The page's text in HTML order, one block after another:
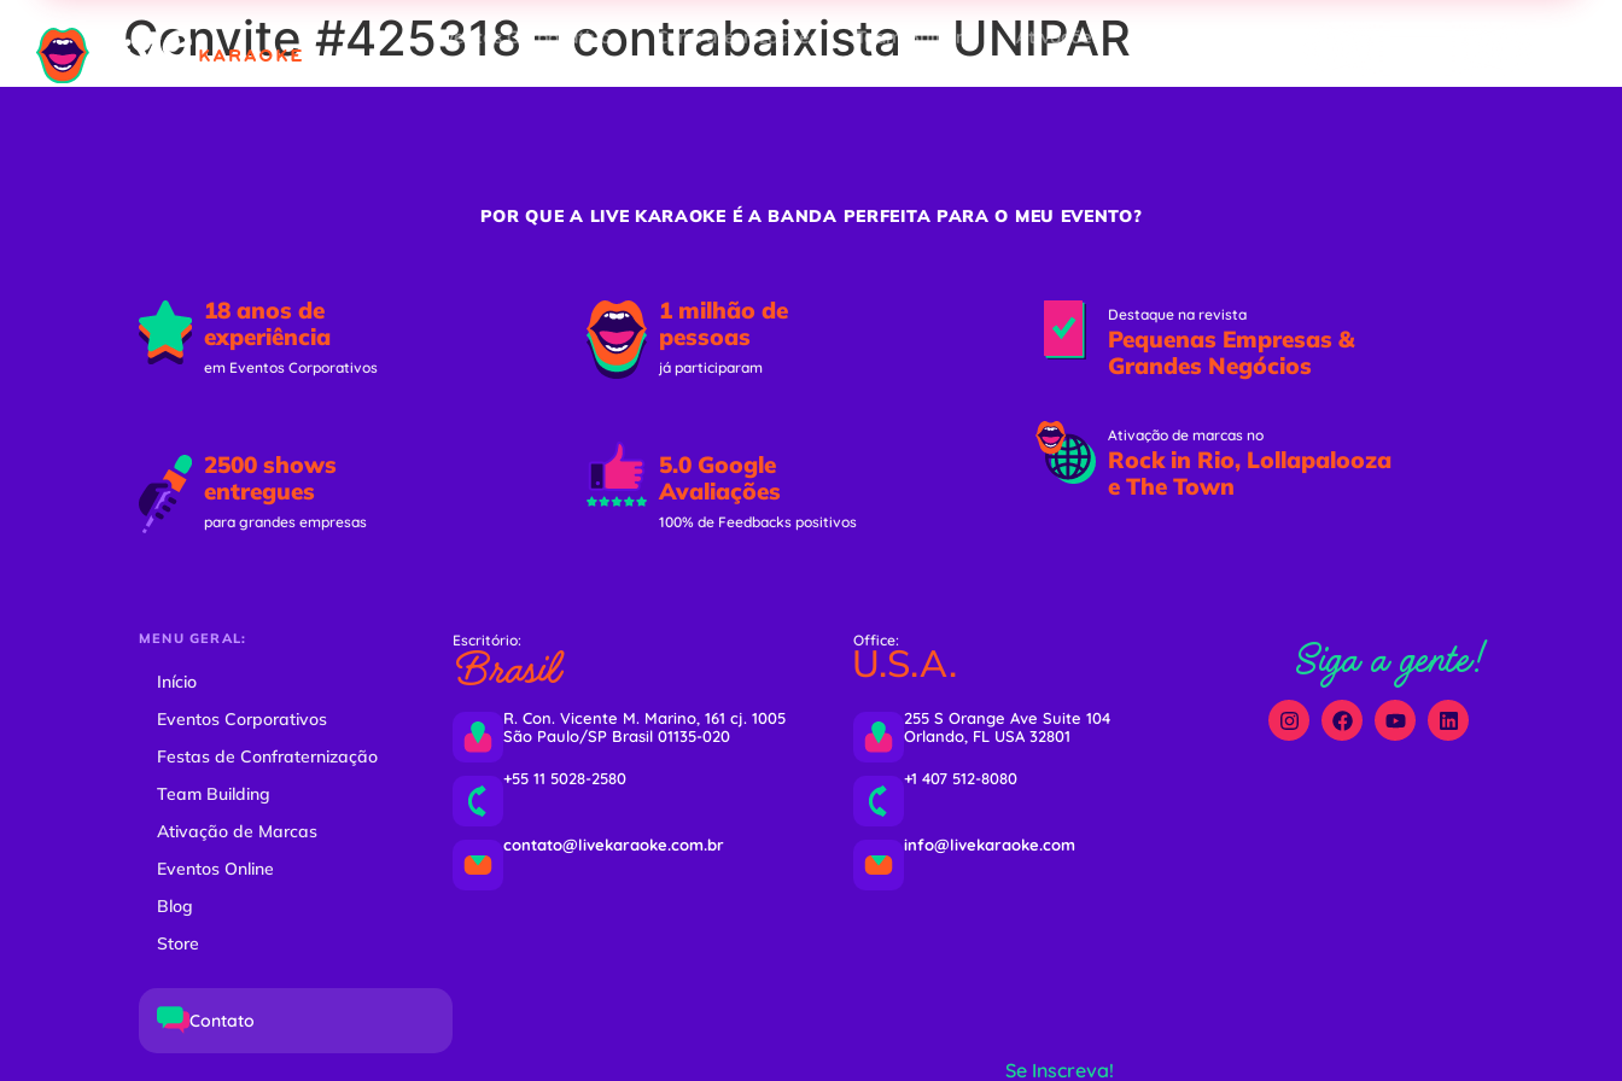
Eventos Corporativos Confraternizações Team Building Ativações
Convite #425318 – contrabaixista – UNIPAR
POR QUE A LIVE KARAOKE É A BANDA PERFEITA PARA O MEU EVENTO?
18 anos de
experiência
em Eventos Corporativos
2500 shows
entregues
para grandes empresas
1 milhão de
pessoas
já participaram
5.0 Google
Avaliações
100% de Feedbacks positivos
Destaque na revista
Pequenas Empresas &
Grandes Negócios
Ativação de marcas no
Rock in Rio, Lollapalooza
e The Town
MENU GERAL:
Início
Eventos Corporativos
Festas de Confraternização
Team Building
Ativação de Marcas
Eventos Online
Blog
Store
Contato
Escritório:
Brasil
R. Con. Vicente M. Marino, 161 cj. 1005
São Paulo/SP Brasil 01135-020
+55 11 5028-2580
contato@livekaraoke.com.br
Office:
U.S.A.
255 S Orange Ave Suite 104
Orlando, FL USA 32801
+1 407 512-8080
info@livekaraoke.com
Siga a gente!
Se Inscreva!